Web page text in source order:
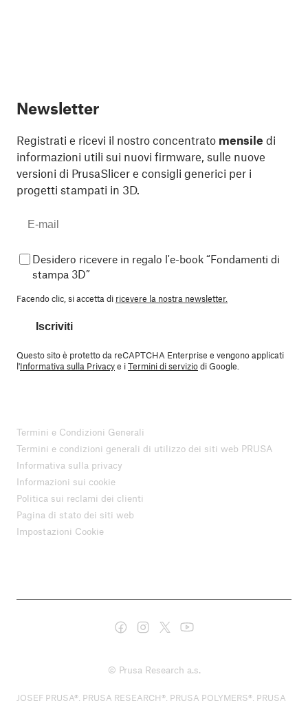
Newsletter
Registrati e ricevi il nostro concentrato mensile di
informazioni utili sui nuovi firmware, sulle nuove
versioni di PrusaSlicer e consigli generici per i
progetti stampati in 3D.
Desidero ricevere in regalo l'e-book “Fondamenti di
stampa 3D”
Facendo clic, si accetta di ricevere la nostra newsletter.
Iscriviti
Questo sito è protetto da reCAPTCHA Enterprise e vengono applicati
l'Informativa sulla Privacye iTermini di serviziodi Google.
Termini e Condizioni Generali
Termini e condizioni generali di utilizzo dei siti web PRUSA
Informativa sulla privacy
Informazioni sui cookie
Politica sui reclami dei clienti
Pagina di stato dei siti web
Impostazioni Cookie
© Prusa Research a.s.
JOSEF PRUSA®, PRUSA RESEARCH®, PRUSA POLYMERS®, PRUSA